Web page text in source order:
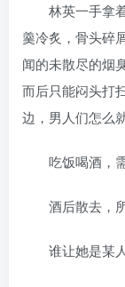
林英一手拿着
羹冷炙，骨头碎
闻的未散尽的烟
而后只能闷头打
边，男人们怎么
吃饭喝酒，需
酒后散去，所
谁让她是某人